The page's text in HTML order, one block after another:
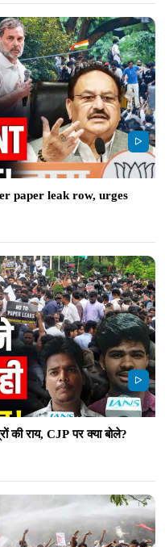
paper leak row, urges
राय, CJP पर क्या बोले?